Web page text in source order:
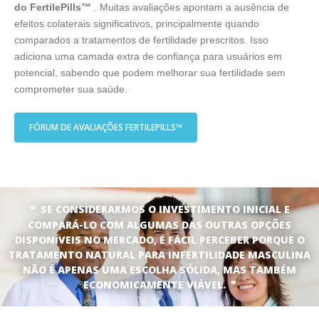
do FertilePills™ . Muitas avaliações apontam a ausência de
efeitos colaterais significativos, principalmente quando
comparados a tratamentos de fertilidade prescritos. Isso
adiciona uma camada extra de confiança para usuários em
potencial, sabendo que podem melhorar sua fertilidade sem
comprometer sua saúde.
FÓRUM DE AVALIAÇÕES FERTILEPILLS™
SE CONSIDERARMOS O INVESTIMENTO INICIAL E
COMPARÁ-LO COM ALGUMAS DAS OUTRAS OPÇÕES
DISPONÍVEIS NO MERCADO, É FÁCIL PERCEBER PORQUE O
TRATAMENTO NATURAL PARA INFERTILIDADE MASCULINA
NÃO É APENAS UMA ESCOLHA SÓLIDA, MAS TAMBÉM
ECONOMICAMENTE VIÁVEL.